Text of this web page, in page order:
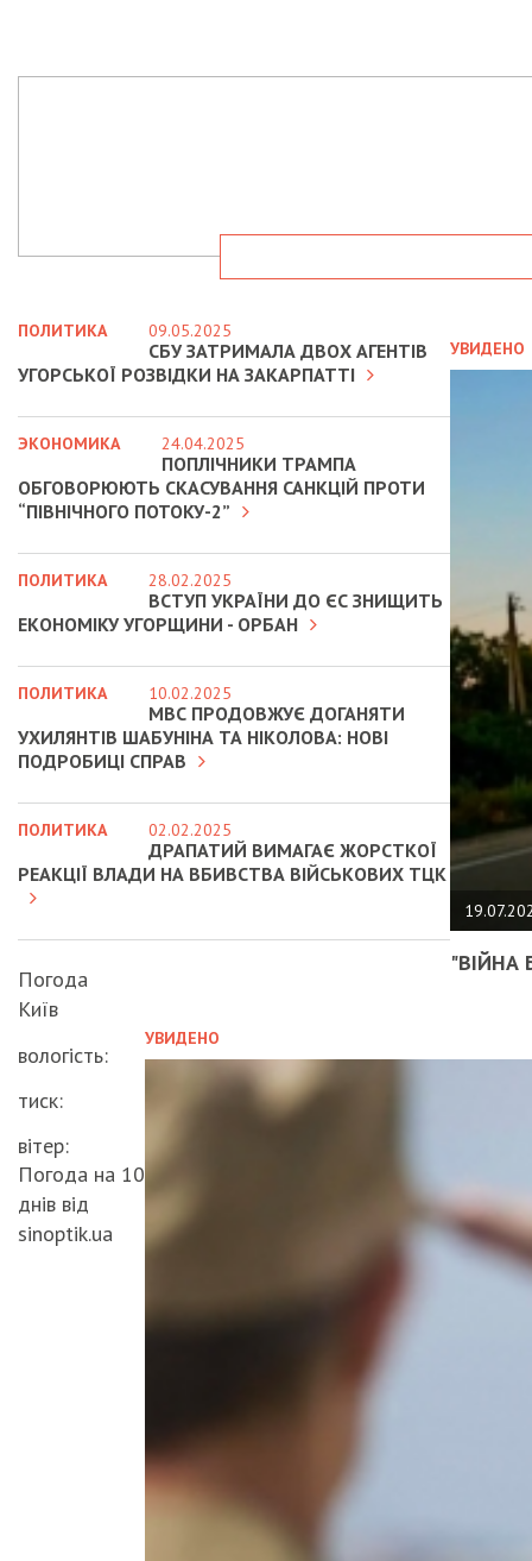
УВИДЕНО
"ВІЙНА
УВИДЕНО
ПОЛИТИКА 09.05.2025
СБУ ЗАТРИМАЛА ДВОХ АГЕНТІВ
УГОРСЬКОЇ РОЗВІДКИ НА ЗАКАРПАТТІ
ЭКОНОМИКА 24.04.2025
ПОПЛІЧНИКИ ТРАМПА
ОБГОВОРЮЮТЬ СКАСУВАННЯ САНКЦІЙ ПРОТИ
“ПІВНІЧНОГО ПОТОКУ-2”
ПОЛИТИКА 28.02.2025
ВСТУП УКРАЇНИ ДО ЄС ЗНИЩИТЬ
ЕКОНОМІКУ УГОРЩИНИ - ОРБАН
ПОЛИТИКА 10.02.2025
МВС ПРОДОВЖУЄ ДОГАНЯТИ
УХИЛЯНТІВ ШАБУНІНА ТА НІКОЛОВА: НОВІ
ПОДРОБИЦІ СПРАВ
ПОЛИТИКА 02.02.2025
ДРАПАТИЙ ВИМАГАЄ ЖОРСТКОЇ
РЕАКЦІЇ ВЛАДИ НА ВБИВСТВА ВІЙСЬКОВИХ ТЦК
Погода
Київ
вологість:
тиск:
вітер:
Погода на 10
днів від
sinoptik.ua